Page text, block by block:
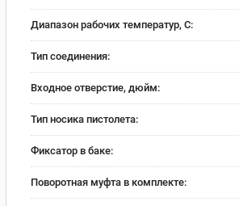
Диапазон рабочих температур, С:
Тип соединения:
Входное отверстие, дюйм:
Тип носика пистолета:
Фиксатор в баке:
Поворотная муфта в комплекте: